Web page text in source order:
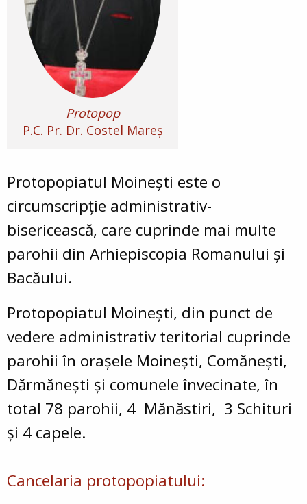
Protopop
P.C. Pr. Dr. Costel Mareş
Protopopiatul Moinești este o
circumscripţie administrativ-
bisericească, care cuprinde mai multe
parohii din Arhiepiscopia Romanului şi
Bacăului.
Protopopiatul Moinești, din punct de
vedere administrativ teritorial cuprinde
parohii în oraşele Moineşti, Comăneşti,
Dărmăneşti şi comunele învecinate, în
total 78 parohii, 4 Mănăstiri, 3 Schituri
şi 4 capele.
Cancelaria protopopiatului: